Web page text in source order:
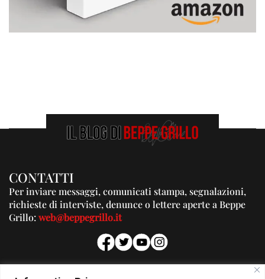
CONTATTI
Per inviare messaggi, comunicati stampa, segnalazioni,
richieste di interviste, denunce o lettere aperte a Beppe
Grillo:web@beppegrillo.it